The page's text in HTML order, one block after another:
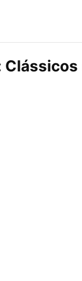
Clássicos